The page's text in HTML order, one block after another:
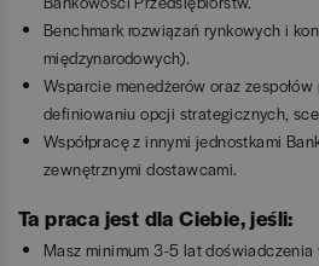
Benchmark rozwiązań rynkowych i
międzynarodowych).
Wsparcie menedżerów oraz
definiowaniu opcji strategicznych,
Współpracę z innymi jednostkami
zewnętrznymi dostawcami.
Ta praca jest dla Ciebie, jeśli:
Masz minimum 3-5 lat